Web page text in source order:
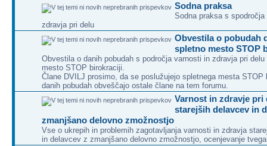
Sodna praksa
Sodna praksa s
zdravja pri delu
Obvestila o pobudah
spletno mesto STOP
Obvestila o danih pobudah s področja varnosti in zdravja pri delu
mesto STOP birokraciji.
Člane DVILJ prosimo, da se poslužujejo spletnega mesta STOP
danih pobudah obveščajo ostale člane na tem forumu.
Varnost in zdravje pri
starejših delavcev in
zmanjšano delovno zmožnostjo
Vse o ukrepih in problemih zagotavljanja varnosti in zdravja
in delavcev z zmanjšano delovno zmožnostjo, ocenjevanje